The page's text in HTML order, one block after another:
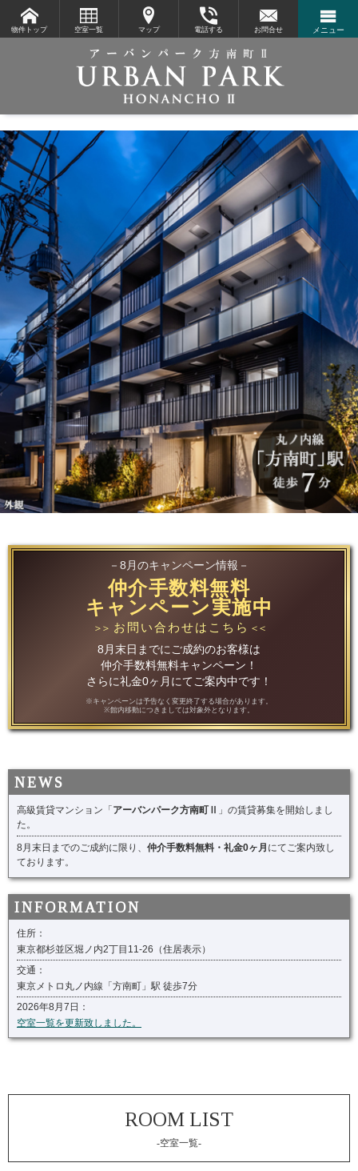
物件トップ 空室一覧 マップ 電話する お問合せ メニュー
－8月のキャンペーン情報－
仲介手数料無料
キャンペーン実施中
＞＞ お問い合わせはこちら ＜＜
8月末日までにご成約のお客様は
仲介手数料無料キャンペーン！
さらに礼金0ヶ月にてご案内中です！
※キャンペーンは予告なく変更終了する場合があります。
※館内移動につきましては対象外となります。
高級賃貸マンション「 アーバンパーク方南町Ⅱ
」の賃貸募集を開始しまし
た。
8月末日までのご成約に限り、 仲介手数料無料・礼金0ヶ月 にてご案内致し
ております。
住所：
東京都杉並区堀ノ内2丁目11-26（住居表示）
交通：
東京メトロ丸ノ内線「方南町」駅 徒歩7分
2026年8月7日：
空室一覧を更新致しました。
-空室一覧-